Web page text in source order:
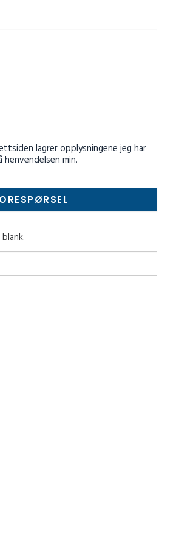
lagrer opplysningene jeg har
min.